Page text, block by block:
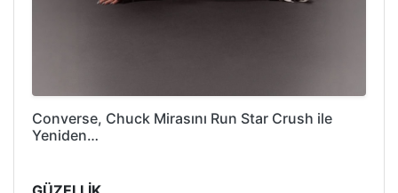
Converse, Chuck Mirasını Run Star Crush ile
Yeniden…